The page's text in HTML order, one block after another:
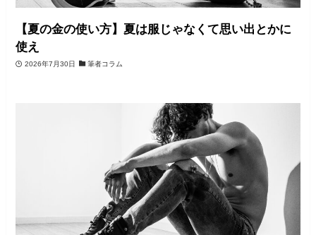
【夏の金の使い方】夏は服じゃなくて思い出とかに
使え
2026年7月30日 筆者コラム